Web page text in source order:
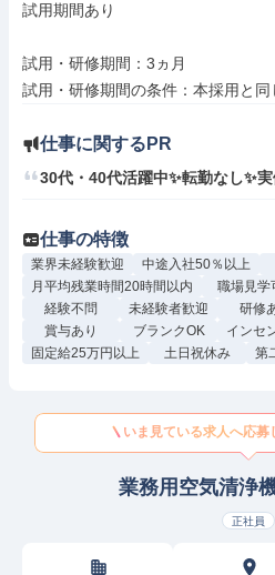
試用期間あり
試用・研修期間：3ヵ月
仕事に関するPR
30代・40代活躍中✨転勤なし✨
仕事の特徴
業界未経験歓迎 中途入社50％以上
月平均残業時間20時間以内
職場見学
経験不問
未経験者歓迎 研修
賞与あり
ブランクOK インセ
固定給25万円以上
土日祝休み 第
いま見ている求人へ応募
業務用空気清浄
正社員